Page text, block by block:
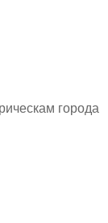
города